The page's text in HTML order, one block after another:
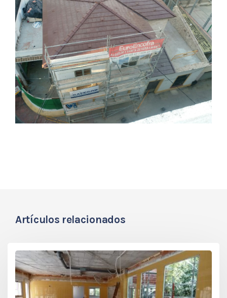
Artículos relacionados